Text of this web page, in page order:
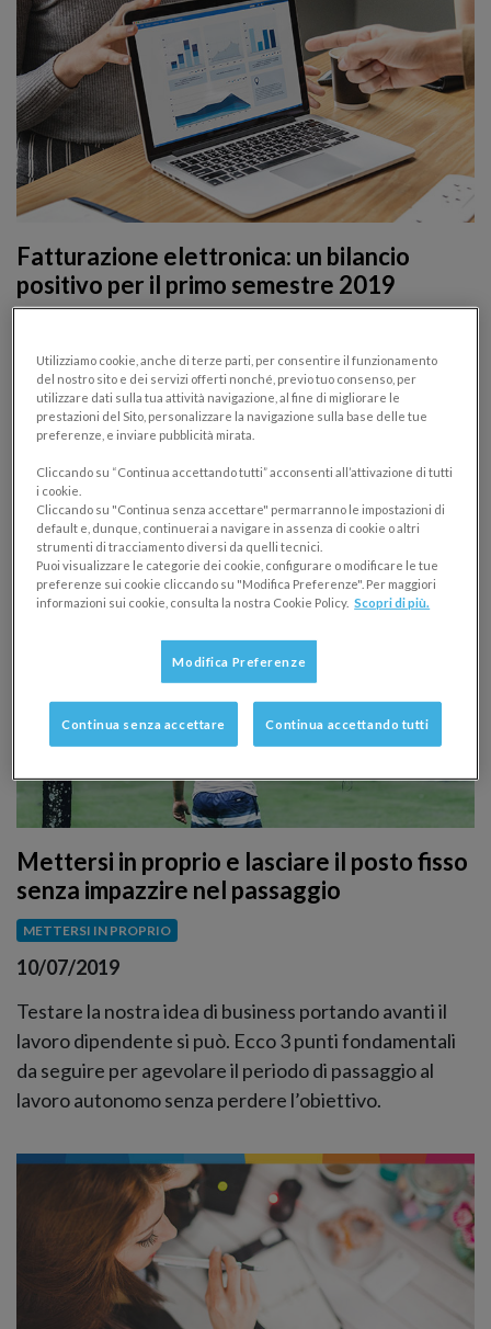
Fatturazione elettronica: un bilancio
positivo per il primo semestre 2019
22/07/2019
Dal primo bilancio sull’utilizzo dell’e-fattura emergono
dati positivi: le fatture sono state emesse dal 64%
delle aziende italiane. Ma vediamo nel dettaglio cosa è
emerso dalle interviste fatte alle imprese in merito a
questo cambiamento epocale.
Mettersi in proprio e lasciare il posto fisso
senza impazzire nel passaggio
METTERSI IN PROPRIO
10/07/2019
Testare la nostra idea di business portando avanti il
lavoro dipendente si può. Ecco 3 punti fondamentali
da seguire per agevolare il periodo di passaggio al
lavoro autonomo senza perdere l’obiettivo.
Utilizziamo cookie, anche di terze parti, per consentire il funzionamento
del nostro sito e dei servizi offerti nonché, previo tuo consenso, per
utilizzare dati sulla tua attività navigazione, al fine di migliorare le
prestazioni del Sito, personalizzare la navigazione sulla base delle tue
preferenze, e inviare pubblicità mirata.
Cliccando su “Continua accettando tutti” acconsenti all’attivazione di tutti
i cookie.
Cliccando su "Continua senza accettare" permarranno le impostazioni di
default e, dunque, continuerai a navigare in assenza di cookie o altri
strumenti di tracciamento diversi da quelli tecnici.
Puoi visualizzare le categorie dei cookie, configurare o modificare le tue
preferenze sui cookie cliccando su "Modifica Preferenze". Per maggiori
informazioni sui cookie, consulta la nostra Cookie Policy. Scopri di più.
Modifica Preferenze
Continua senza accettare Continua accettando tutti